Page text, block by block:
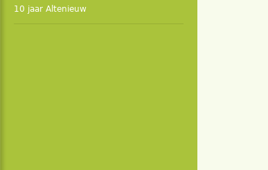
10 jaar Altenieuw